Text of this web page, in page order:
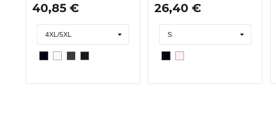
40,85 €
NEGRO
BLANCO
GRISGRAFITO
26,40 €
NEGRO
CAVA